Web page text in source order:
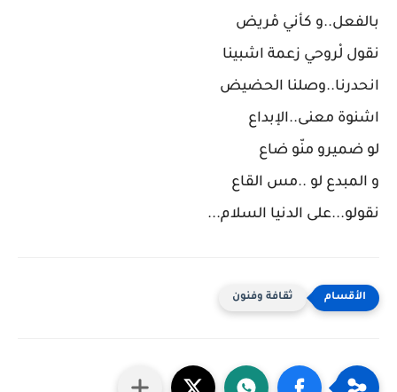
بالفعل..و كأني مْريض
نقول لْروحي زعمة اشبينا
انحدرنا..وصلنا الحضيض
اشنوة معنى..الإبداع
لو ضميرو منّو ضاع
و المبدع لو ..مس القاع
نقولو...على الدنيا السلام...
ثقافة وفنون